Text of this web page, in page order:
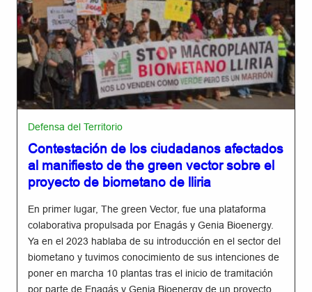
Defensa del Territorio
Contestación de los ciudadanos afectados
al manifiesto de the green vector sobre el
proyecto de biometano de lliria
En primer lugar, The green Vector, fue una plataforma
colaborativa propulsada por Enagás y Genia Bioenergy.
Ya en el 2023 hablaba de su introducción en el sector del
biometano y tuvimos conocimiento de sus intenciones de
poner en marcha 10 plantas tras el inicio de tramitación
por parte de Enagás y Genia Bioenergy de un proyecto